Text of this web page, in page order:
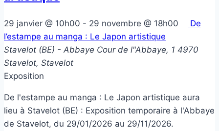
29 janvier @ 10h00 - 29 novembre @ 18h00
De
l’estampe au manga : Le Japon artistique
Stavelot (BE) - Abbaye Cour de l"Abbaye, 1 4970
Stavelot, Stavelot
Exposition
De l'estampe au manga : Le Japon artistique aura
lieu à Stavelot (BE) : Exposition temporaire à l'Abbaye
de Stavelot, du 29/01/2026 au 29/11/2026.